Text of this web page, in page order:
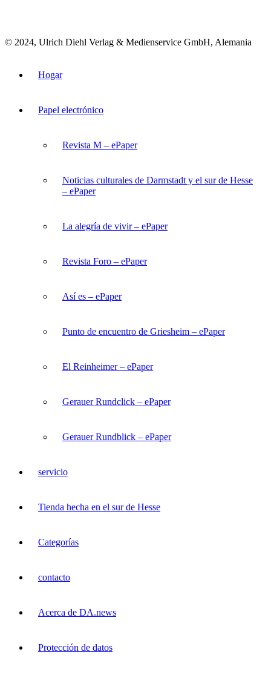
© 2024, Ulrich Diehl Verlag & Medienservice GmbH, Alemania
Hogar
Papel electrónico
Revista M – ePaper
Noticias culturales de Darmstadt y el sur de Hesse
– ePaper
La alegría de vivir – ePaper
Revista Foro – ePaper
Así es – ePaper
Punto de encuentro de Griesheim – ePaper
El Reinheimer – ePaper
Gerauer Rundclick – ePaper
Gerauer Rundblick – ePaper
servicio
Tienda hecha en el sur de Hesse
Categorías
contacto
Acerca de DA.news
Protección de datos